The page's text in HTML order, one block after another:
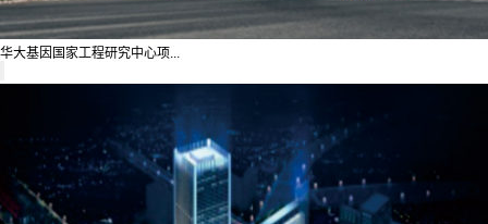
华大基因国家工程研究中心项...